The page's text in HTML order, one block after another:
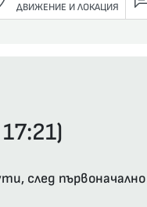
ДВИЖЕНИЕ И ЛОКАЦИЯ
след